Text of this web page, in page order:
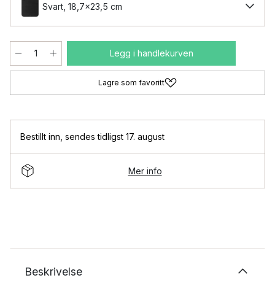
Svart, 18,7x23,5 cm
Legg i handlekurven
Lagre som favoritt
Bestillt inn sendes tidligst 17. august
Mer info
Beskrivelse